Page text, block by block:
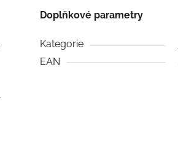
Doplňkové parametry
Kategorie
EAN